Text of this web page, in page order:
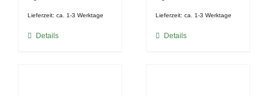
Lieferzeit: ca. 1-3 Werktage
Details
Lieferzeit:ca. 1-3 Werktage
Details